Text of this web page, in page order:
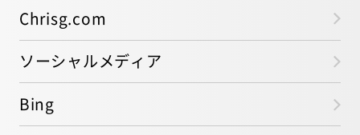
Chrisg.com
ソーシャルメディア
Bing